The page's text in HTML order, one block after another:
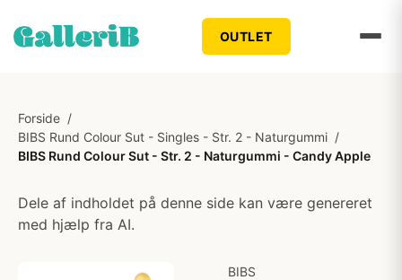
OUTLET
Forside /
BIBS Rund Colour Sut - Singles - Str. 2 - Naturgummi /
BIBS Rund Colour Sut - Str. 2 - Naturgummi - Candy Apple
Dele af indholdet på denne side kan være genereret
med hjælp fra AI.
BIBS